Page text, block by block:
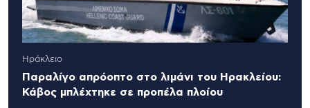
Ηράκλειο
Παραλίγο απρόοπτο στο λιμάνι του Ηρακλείου:
Κάβος μπλέχτηκε σε προπέλα πλοίου